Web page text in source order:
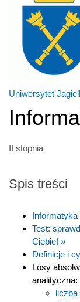
Uniwersytet
II stopnia
Spis treści
Test:
Ciebie! »
Definicje i
Losy
analityczna:
liczba